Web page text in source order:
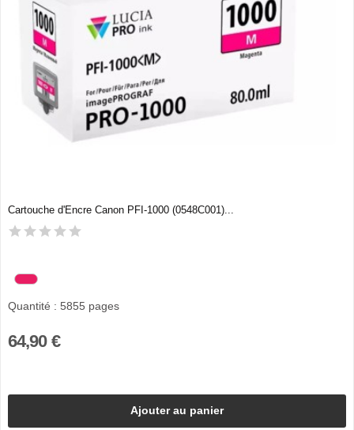
Cartouche d'Encre Canon PFI-1000 (0548C001)...
Quantité : 5855 pages
64,90 €
Ajouter au panier